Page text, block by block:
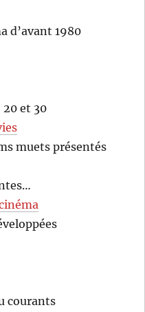
d’avant 1980
20 et 30
muets présentés
courants